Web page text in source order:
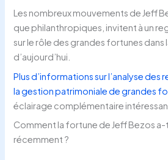
Les nombreux mouvements de Jeff
que philanthropiques, invitent à un
sur le rôle des grandes fortunes dans
d’aujourd’hui.
Plus d’informations sur l’analyse des
la gestion patrimoniale de grandes
éclairage complémentaire
Comment la fortune de Jeff Bezos
récemment ?